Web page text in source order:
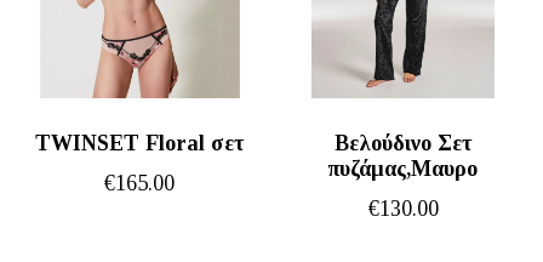
TWINSET Floral σετ
€165.00
Βελούδινο Σετ
πυζάμας,Μαυρο
€130.00